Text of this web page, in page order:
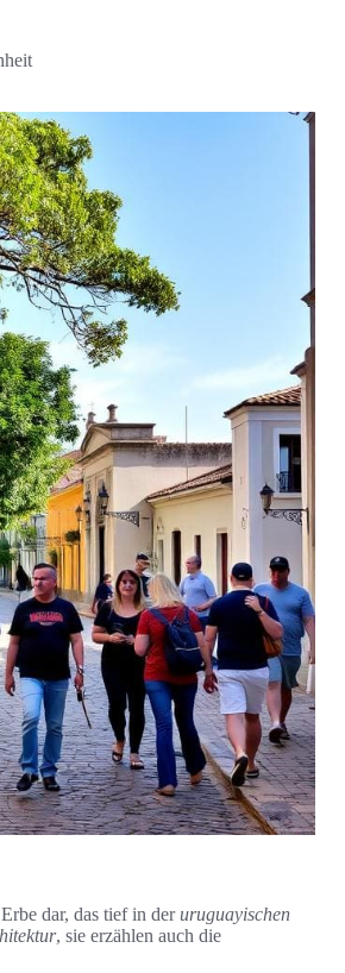
dar, das tief in deruruguayischen
, sie erzählen auch die